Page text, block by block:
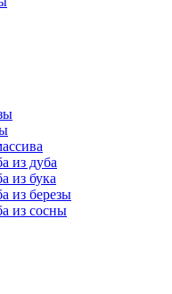
из дуба
из бука
из березы
из сосны